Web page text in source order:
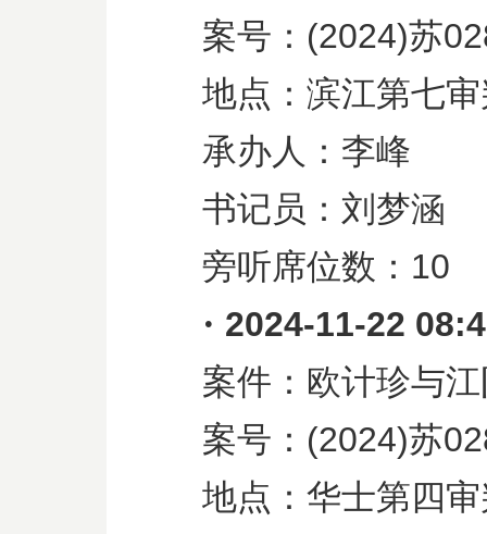
案号： (2024)苏
地点：滨江第七
承办人：李峰
书记员：刘梦涵
旁听席位数： 10
· 2024-11-22
案件：欧计珍与
案号： (2024)苏
地点：华士第四